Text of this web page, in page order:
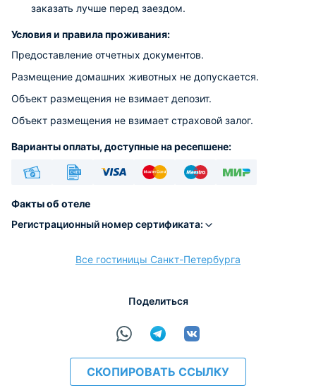
заказать лучше перед заездом.
Условия и правила проживания:
Предоставление отчетных документов.
Размещение домашних животных не допускается.
Объект размещения не взимает депозит.
Объект размещения не взимает страховой залог.
Варианты оплаты, доступные на ресепшене:
расчёт
Факты об отеле
Регистрационный номер сертификата:
Все гостиницы Санкт-Петербурга
Поделиться
СКОПИРОВАТЬ ССЫЛКУ